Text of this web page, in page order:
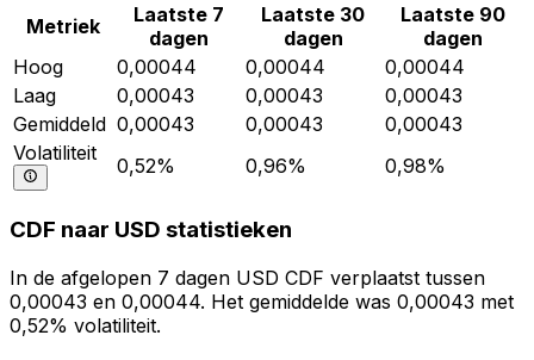
Metriek
Laatste 7
dagen
Laatste 30
dagen
Laatste 90
dagen
Hoog
0,00044 0,00044
0,00044
Laag
0,00043 0,00043
0,00043
Gemiddeld 0,00043 0,00043
0,00043
Volatiliteit
0,52% 0,96% 0,98%
CDF naar USD statistieken
In de afgelopen 7 dagen USD CDF verplaatst tussen
0,00043 en 0,00044. Het gemiddelde was 0,00043 met
0,52% volatiliteit.